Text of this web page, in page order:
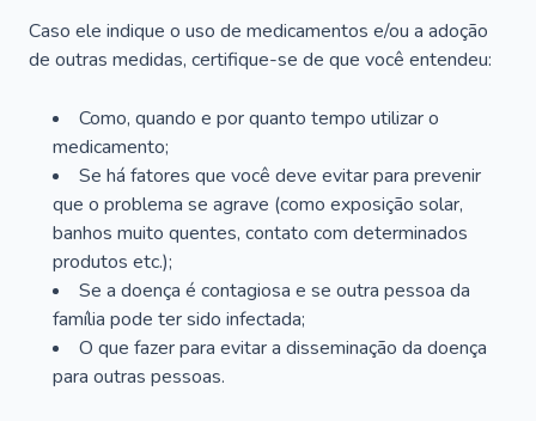
Caso ele indique o uso de medicamentos e/ou a adoção
de outras medidas, certifique-se de que você entendeu:
Como, quando e por quanto tempo utilizar o
medicamento;
Se há fatores que você deve evitar para prevenir
que o problema se agrave (como exposição solar,
banhos muito quentes, contato com determinados
produtos etc.);
Se a doença é contagiosa e se outra pessoa da
família pode ter sido infectada;
O que fazer para evitar a disseminação da doença
para outras pessoas.